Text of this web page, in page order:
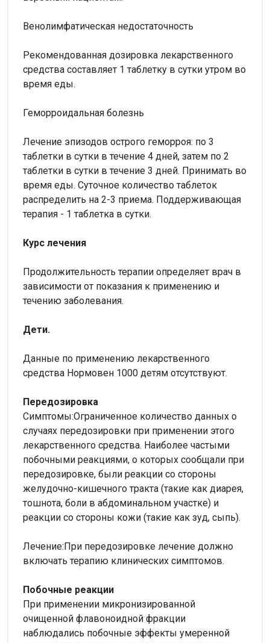
Венолимфатическая недостаточность
Рекомендованная дозировка лекарственного
средства составляет 1 таблетку в сутки утром во
время еды.
Геморроидальная болезнь
Лечение эпизодов острого геморроя: по 3
таблетки в сутки в течение 4 дней, затем по 2
таблетки в сутки в течение 3 дней. Принимать во
время еды. Суточное количество таблеток
распределить на 2-3 приема. Поддерживающая
терапия - 1 таблетка в сутки.
Курс лечения
Продолжительность терапии определяет врач в
зависимости от показания к применению и
течению заболевания.
Дети.
Данные по применению лекарственного
средства Нормовен 1000 детям отсутствуют.
Передозировка
Симптомы:Ограниченное количество данных о
случаях передозировки при применении этого
лекарственного средства. Наиболее частыми
побочными реакциями, о которых сообщали при
передозировке, были реакции со стороны
желудочно-кишечного тракта (такие как диарея,
тошнота, боли в абдоминальном участке) и
реакции со стороны кожи (такие как зуд, сыпь).
Лечение:При передозировке лечение должно
включать терапию клинических симптомов.
Побочные реакции
При применении микронизированной
очищенной флавоноидной фракции
наблюдались побочные эффекты умеренной